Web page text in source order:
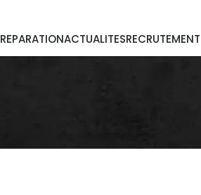
REPARATIONACTUALITESRECRUTEMENT